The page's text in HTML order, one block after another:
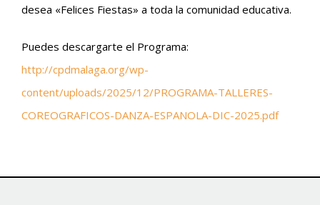
desea «Felices Fiestas» a toda la comunidad educativa.
Puedes descargarte el Programa:
http://cpdmalaga.org/wp-
content/uploads/2025/12/PROGRAMA-TALLERES-
COREOGRAFICOS-DANZA-ESPANOLA-DIC-2025.pdf